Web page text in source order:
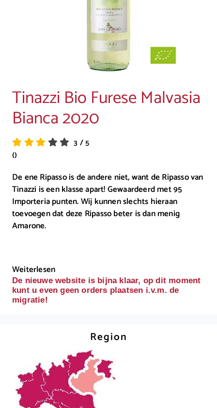
Tinazzi Bio Furese Malvasia
Bianca 2020
3 /5
()
De ene Ripasso is de andere niet, want de Ripasso van
Tinazzi is een klasse apart! Gewaardeerd met 95
Importeria punten. Wij kunnen slechts hieraan
toevoegen dat deze Ripasso beter is dan menig
Amarone.
Weiterlesen
De nieuwe website is bijna klaar, op dit moment
kunt u even geen orders plaatsen i.v.m. de
migratie!
Region